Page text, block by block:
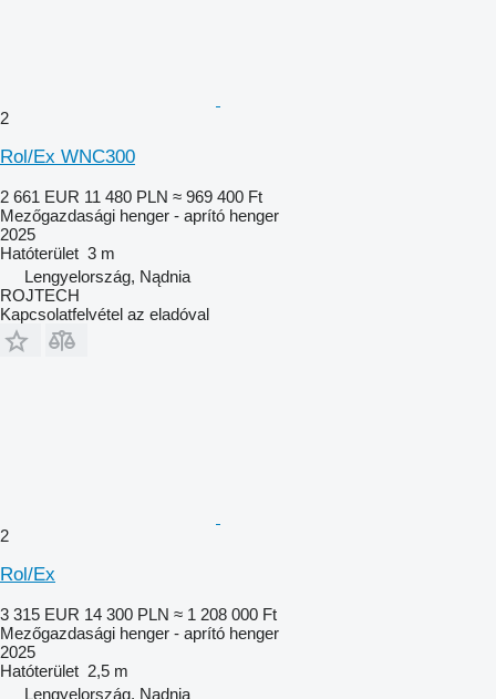
2
Rol/Ex WNC300
2 661 EUR 11 480 PLN ≈ 969 400 Ft
Mezőgazdasági henger - aprító henger
2025
Hatóterület 3 m
Lengyelország, Nądnia
ROJTECH
Kapcsolatfelvétel az eladóval
2
Rol/Ex
3 315 EUR 14 300 PLN ≈ 1 208 000 Ft
Mezőgazdasági henger - aprító henger
2025
Hatóterület 2,5 m
Lengyelország, Nądnia